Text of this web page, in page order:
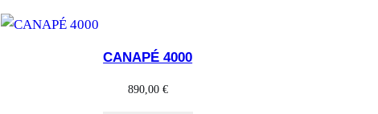
CANAPÉ 4000
890,00 €